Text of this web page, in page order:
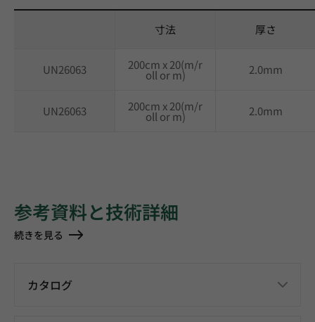
寸法 厚さ
UN26063 200cm x 20(m/r
oll or m) 2.0mm
UN26063 200cm x 20(m/r
oll or m) 2.0mm
参考資料と技術詳細
続きを見る
カタログ